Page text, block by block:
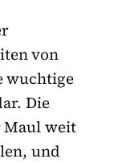
von
wuchtige
Die
Maul weit
und